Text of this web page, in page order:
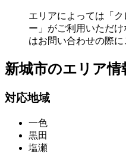
エリアによっては「
ー」がご利用いただ
はお問い合わせの際に
新城市のエリア情
対応地域
一色
黒田
塩瀬